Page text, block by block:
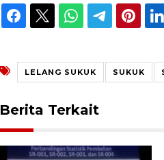
LELANG SUKUK SUKUK
Berita Terkait